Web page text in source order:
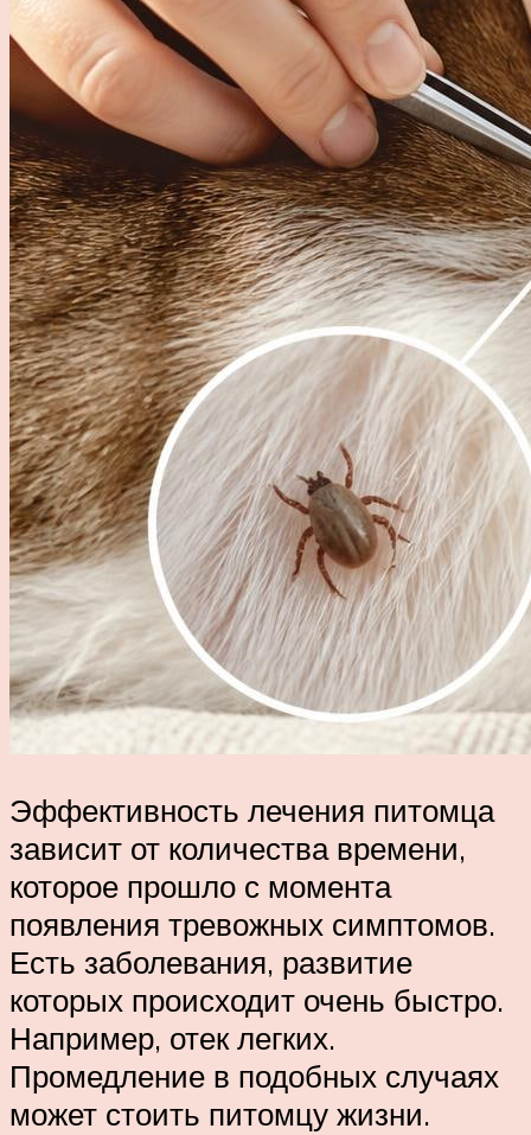
Эффективность лечения питомца
зависит от количества времени,
которое прошло с момента
появления тревожных симптомов.
Есть заболевания, развитие
которых происходит очень быстро.
Например, отек легких.
Промедление в подобных случаях
может стоить питомцу жизни.